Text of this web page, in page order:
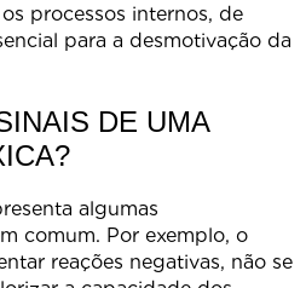
processos internos, de
para a desmotivação da
DE UMA
algumas
comum. Por exemplo, o
reações negativas, não se